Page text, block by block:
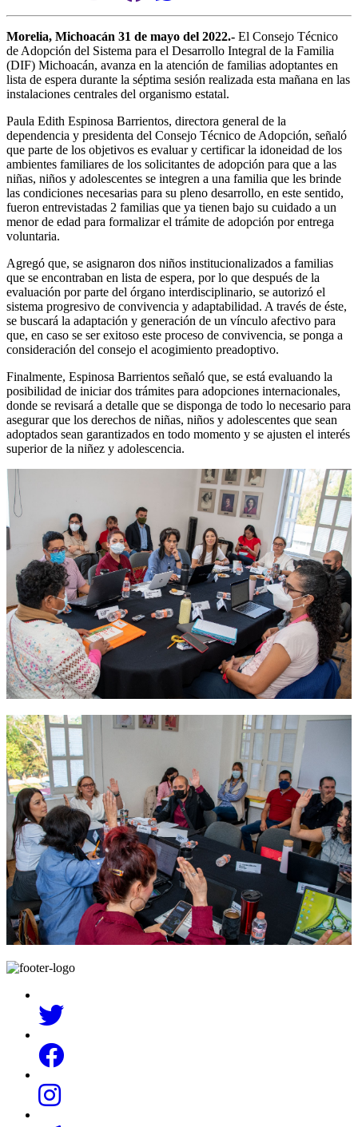
Morelia, Michoacán 31 de mayo del 2022.- El Consejo Técnico
de Adopción del Sistema para el Desarrollo Integral de la Familia
(DIF) Michoacán, avanza en la atención de familias adoptantes en
lista de espera durante la séptima sesión realizada esta mañana en las
instalaciones centrales del organismo estatal.
Paula Edith Espinosa Barrientos, directora general de la
dependencia y presidenta del Consejo Técnico de Adopción, señaló
que parte de los objetivos es evaluar y certificar la idoneidad de los
ambientes familiares de los solicitantes de adopción para que a las
niñas, niños y adolescentes se integren a una familia que les brinde
las condiciones necesarias para su pleno desarrollo, en este sentido,
fueron entrevistadas 2 familias que ya tienen bajo su cuidado a un
menor de edad para formalizar el trámite de adopción por entrega
voluntaria.
Agregó que, se asignaron dos niños institucionalizados a familias
que se encontraban en lista de espera, por lo que después de la
evaluación por parte del órgano interdisciplinario, se autorizó el
sistema progresivo de convivencia y adaptabilidad. A través de éste,
se buscará la adaptación y generación de un vínculo afectivo para
que, en caso se ser exitoso este proceso de convivencia, se ponga a
consideración del consejo el acogimiento preadoptivo.
Finalmente, Espinosa Barrientos señaló que, se está evaluando la
posibilidad de iniciar dos trámites para adopciones internacionales,
donde se revisará a detalle que se disponga de todo lo necesario para
asegurar que los derechos de niñas, niños y adolescentes que sean
adoptados sean garantizados en todo momento y se ajusten el interés
superior de la niñez y adolescencia.